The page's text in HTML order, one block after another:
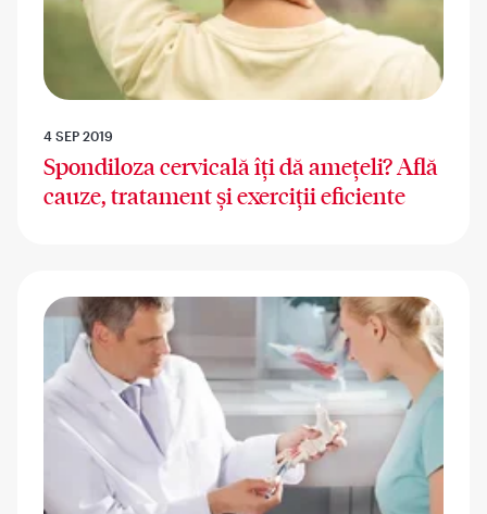
4 SEP 2019
Spondiloza cervicală îți dă amețeli? Află
cauze, tratament și exerciții eficiente